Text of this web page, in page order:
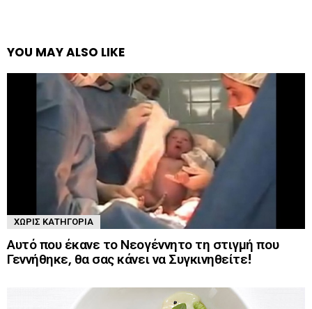
YOU MAY ALSO LIKE
ΧΩΡΊΣ ΚΑΤΗΓΟΡΊΑ
Αυτό που έκανε το Νεογέννητο τη στιγμή που
Γεννήθηκε, θα σας κάνει να Συγκινηθείτε!